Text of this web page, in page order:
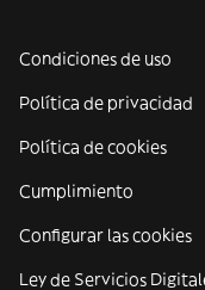
Condiciones de uso
Política de privacidad
Política de cookies
Cumplimiento
Configurar las cookies
Ley de Servicios